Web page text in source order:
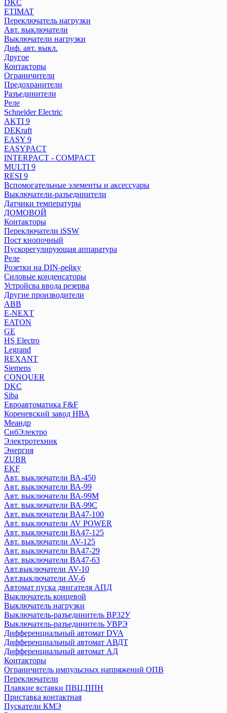
Контакторы
Ограничители
Предохранители
Разъединители
Реле
Schneider Electric
AKTI 9
DEKraft
EASY 9
EASYPACT
INTERPACT - COMPACT
MULTI 9
RESI 9
Вспомогательные элементы и аксессуары
Выключатели-разъединители
Датчики температуры
ДОМОВОЙ
Контакторы
Переключатели iSSW
Пост кнопочный
Пускорегулирующая аппаратура
Реле
Розетки на DIN-рейку
Силовые конденсаторы
Устройсва ввода резерва
Другие производители
ABB
E-NEXT
EATON
GE
HS Electro
Legrand
REXANT
Siemens
CONQUER
DKC
Siba
Евроавтоматика F&F
Кореневский завод НВА
Меандр
СибЭлектро
Электротехник
Энергия
ZUBR
EKF
Авт. выключатели ВА-450
Авт. выключатели ВА-99
Авт. выключатели ВА-99М
Авт. выключатели ВА-99С
Авт. выключатели AV POWER
Авт. выключатели ВА47-100
Авт. выключатели AV-125
Авт. выключатели ВА47-125
Авт. выключатели ВА47-29
Авт. выключатели ВА47-63
Авт.выключатели AV-10
Авт.выключатели AV-6
Автомат пуска двигателя АПД
Выключатель концевой
Выключатель нагрузки
Выключатель-разъединитель ВР32У
Выключатель-разъединитель УВРЭ
Дифференциальный автомат DVA
DKC
ETIMAT
Переключатель нагрузки
Авт. выключатели
Выключатели нагрузки
Диф. авт. выкл.
Другое
Контакторы
Ограничители
Предохранители
Разъединители
Реле
Schneider Electric
AKTI 9
DEKraft
EASY 9
EASYPACT
INTERPACT - COMPACT
MULTI 9
RESI 9
Вспомогательные элементы и аксессуары
Выключатели-разъединители
Датчики температуры
ДОМОВОЙ
Контакторы
Переключатели iSSW
Пост кнопочный
Пускорегулирующая аппаратура
Реле
Розетки на DIN-рейку
Силовые конденсаторы
Устройсва ввода резерва
Другие производители
ABB
E-NEXT
EATON
GE
HS Electro
Legrand
REXANT
Siemens
CONQUER
DKC
Siba
Евроавтоматика F&F
Кореневский завод НВА
Меандр
СибЭлектро
Электротехник
Энергия
ZUBR
EKF
Авт. выключатели ВА-450
Авт. выключатели ВА-99
Авт. выключатели ВА-99М
Авт. выключатели ВА-99С
Авт. выключатели ВА47-100
Авт. выключатели AV POWER
Авт. выключатели ВА47-125
Авт. выключатели AV-125
Авт. выключатели ВА47-29
Авт. выключатели ВА47-63
Авт.выключатели AV-10
Авт.выключатели AV-6
Автомат пуска двигателя АПД
Выключатель концевой
Выключатель нагрузки
Выключатель-разъединитель ВР32У
Выключатель-разъединитель УВРЭ
Дифференциальный автомат DVA
Дифференциальный автомат АВДТ
Дифференциальный автомат АД
Контакторы
Ограничитель импульсных напряжений ОПВ
Переключатели
Плавкие вставки ПВЦ,ППН
Приставка контактная
Пускатели КМЭ